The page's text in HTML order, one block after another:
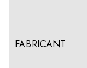
FABRICANT